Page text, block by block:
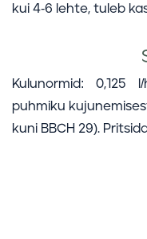
kui 4-6 lehte, tuleb
Kulunormid: 0,125
puhmiku
kuni BBCH 29).